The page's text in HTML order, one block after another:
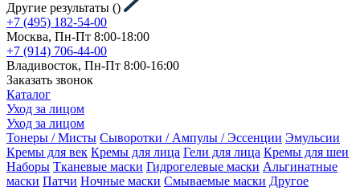
Другие результаты ()
+7 (495) 182-54-00
Москва, Пн-Пт 8:00-18:00
+7 (914) 706-44-00
Владивосток, Пн-Пт 8:00-16:00
Заказать звонок
Каталог
Уход за лицом
Уход за лицом
Тонеры / Мисты Сыворотки / Ампулы / Эссенции Эмульсии
Кремы для век Кремы для лица Гели для лица Кремы для шеи
Наборы Тканевые маски Гидрогелевые маски Альгинатные
маски Патчи Ночные маски Смываемые маски Другое